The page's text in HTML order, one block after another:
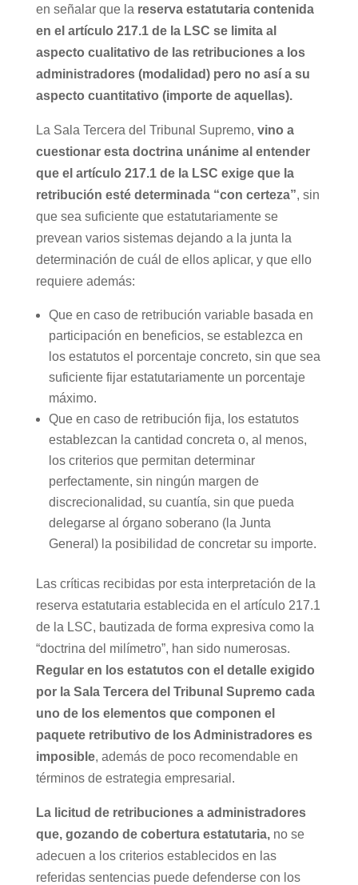
en señalar que la reserva estatutaria contenida
en el artículo 217.1 de la LSC se limita al
aspecto cualitativo de las retribuciones a los
administradores (modalidad) pero no así a su
aspecto cuantitativo (importe de aquellas).
La Sala Tercera del Tribunal Supremo, vino a
cuestionar esta doctrina unánime al entender
que el artículo 217.1 de la LSC exige que la
retribución esté determinada “con certeza”, sin
que sea suficiente que estatutariamente se
prevean varios sistemas dejando a la junta la
determinación de cuál de ellos aplicar, y que ello
requiere además:
Que en caso de retribución variable basada en
participación en beneficios, se establezca en
los estatutos el porcentaje concreto, sin que sea
suficiente fijar estatutariamente un porcentaje
máximo.
Que en caso de retribución fija, los estatutos
establezcan la cantidad concreta o, al menos,
los criterios que permitan determinar
perfectamente, sin ningún margen de
discrecionalidad, su cuantía, sin que pueda
delegarse al órgano soberano (la Junta
General) la posibilidad de concretar su importe.
Las críticas recibidas por esta interpretación de la
reserva estatutaria establecida en el artículo 217.1
de la LSC, bautizada de forma expresiva como la
“doctrina del milímetro”, han sido numerosas.
Regular en los estatutos con el detalle exigido
por la Sala Tercera del Tribunal Supremo cada
uno de los elementos que componen el
paquete retributivo de los Administradores es
imposible, además de poco recomendable en
términos de estrategia empresarial.
La licitud de retribuciones a administradores
que, gozando de cobertura estatutaria,no se
adecuen a los criterios establecidos en las
referidas sentencias puede defenderse con los